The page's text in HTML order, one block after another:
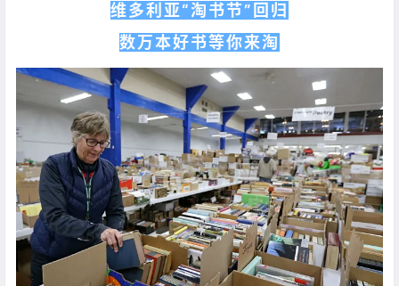
维多利亚“淘书节”回归
数万本好书等你来淘